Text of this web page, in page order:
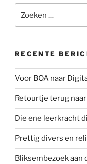
naar:
RECENTE
Voor BOA naar
Retourtje terug
Die ene leerkracht
Prettig divers en
Bliksembezoek aan